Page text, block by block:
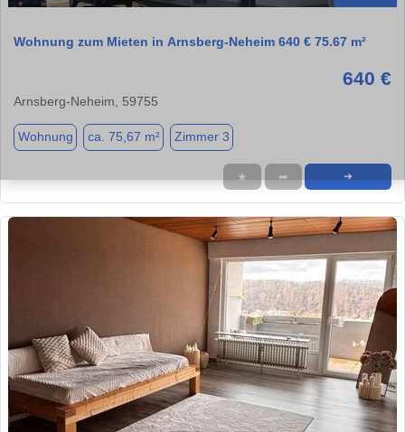
Wohnung zum Mieten in Arnsberg-Neheim 640 € 75.67 m²
640 €
Arnsberg-Neheim, 59755
Wohnung ca. 75,67 m² Zimmer 3
★ ➦ ➜